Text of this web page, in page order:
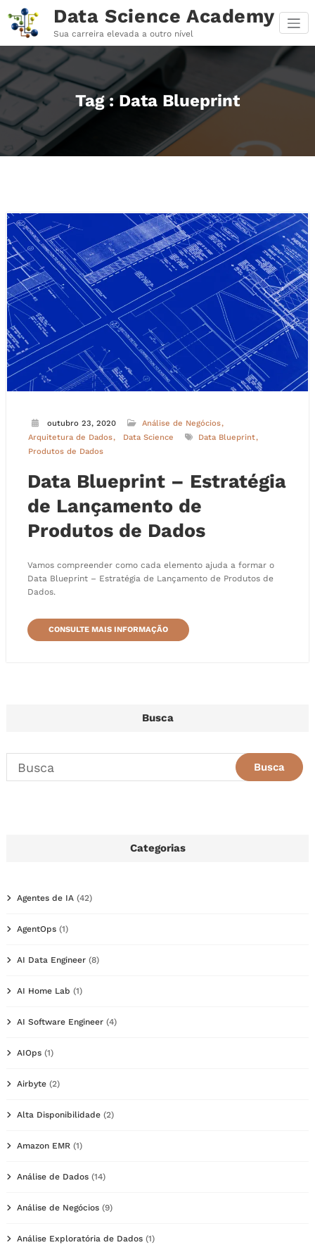
para
conteúdo
Data Science Academy
Sua carreira elevada a outro nível
Tag : Data Blueprint
outubro 23, 2020
Análise de Negócios
Arquitetura de Dados
Data Science
Data Blueprint
Produtos de Dados
Data Blueprint – Estratégia
de Lançamento de
Produtos de Dados
Vamos compreender como cada elemento ajuda a formar o
Data Blueprint – Estratégia de Lançamento de Produtos de
Dados.
CONSULTE MAIS INFORMAÇÃO
Busca
Categorias
Agentes de IA (42)
AgentOps (1)
AI Data Engineer (8)
AI Home Lab (1)
AI Software Engineer (4)
AIOps (1)
Airbyte (2)
Alta Disponibilidade (2)
Amazon EMR (1)
Análise de Dados (14)
Análise de Negócios (9)
Análise Exploratória de Dados (1)